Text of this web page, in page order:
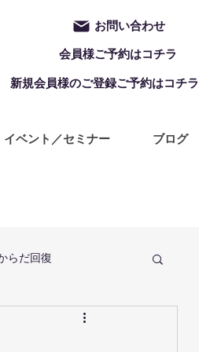
お問い合わせ
会員様ご予約はコチラ
新規会員様のご登録ご予約はコチラ
イベント／セミナー ブログ
らだ回復
ZUMBA